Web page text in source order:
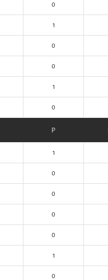
0
1
0
0
1
0
P
1
0
0
0
0
1
0